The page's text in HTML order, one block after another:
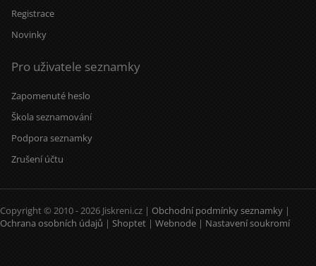
Registrace
Novinky
Pro uživatele seznamky
Zapomenuté heslo
Škola seznamování
Podpora seznamky
Zrušení účtu
Copyright © 2010 - 2026 Jiskreni.cz | Obchodní podmínky seznamky |
Ochrana osobních údajů | Shoptet | Webnode | Nastavení soukromí